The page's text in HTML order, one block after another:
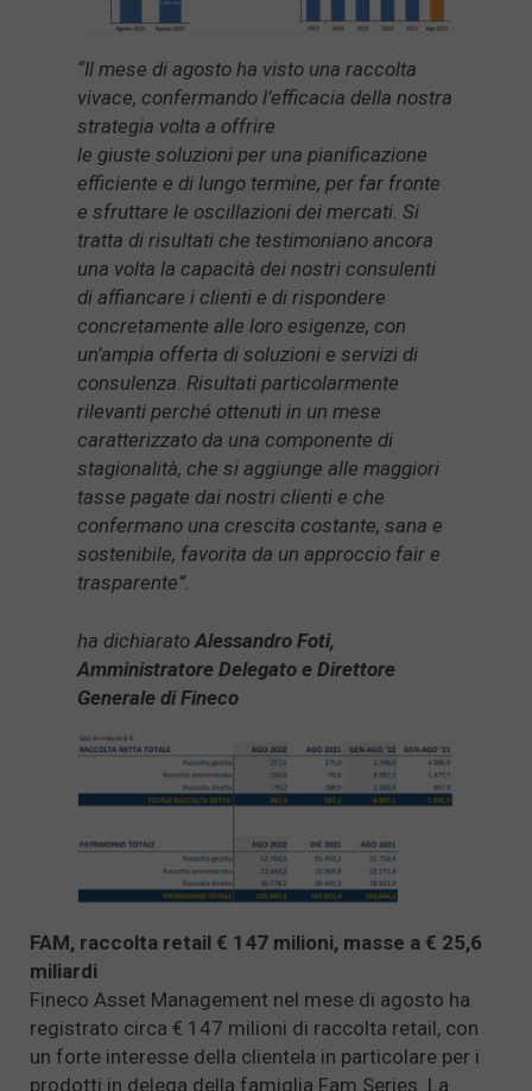
“Il mese di agosto ha visto una raccolta
vivace, confermando l’efficacia della nostra
strategia volta a offrire
le giuste soluzioni per una pianificazione
efficiente e di lungo termine, per far fronte
e sfruttare le oscillazioni dei mercati. Si
tratta di risultati che testimoniano ancora
una volta la capacità dei nostri consulenti
di affiancare i clienti e di rispondere
concretamente alle loro esigenze, con
un’ampia offerta di soluzioni e servizi di
consulenza. Risultati particolarmente
rilevanti perché ottenuti in un mese
caratterizzato da una componente di
stagionalità, che si aggiunge alle maggiori
tasse pagate dai nostri clienti e che
confermano una crescita costante, sana e
sostenibile, favorita da un approccio fair e
trasparente”.
ha dichiaratoAlessandro Foti,
Amministratore Delegato e Direttore
Generale di Fineco
FAM, raccolta retail € 147 milioni, masse a € 25,6
miliardi
Fineco Asset Management nel mese di agosto ha
registrato circa € 147 milioni di raccolta retail, con
un forte interesse della clientela in particolare per i
prodotti in delega della famiglia Fam Series. La